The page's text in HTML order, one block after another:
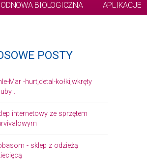
ODNOWA BIOLOGICZNA
APLIKACJE
POSTY
Mar -hurt,detal-kołki,wkręty
.
internetowy ze sprzętem
- sklep z odzieżą